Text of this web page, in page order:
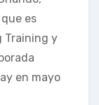
es
Training y
en mayo